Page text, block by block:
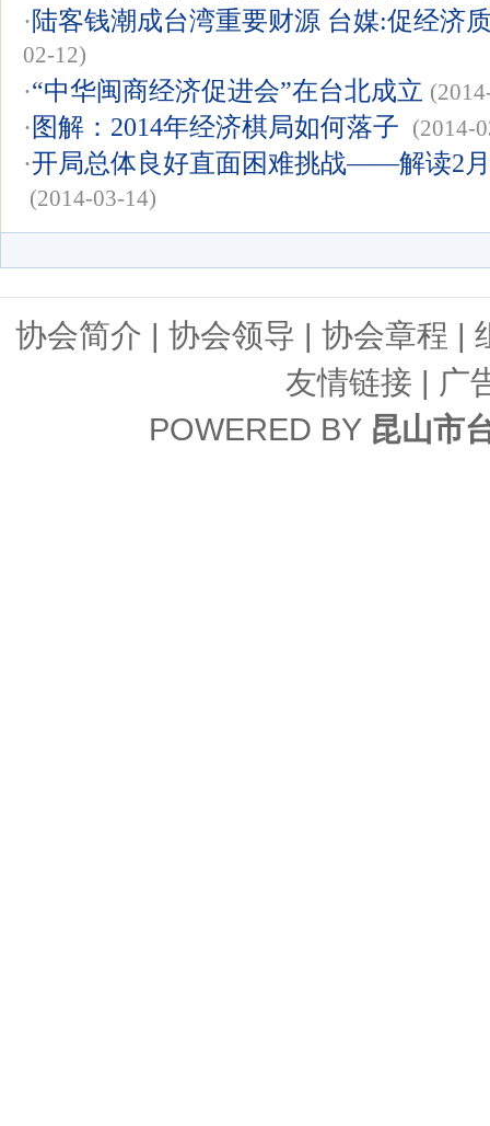
·陆客钱潮成台湾重要财源 台媒:促经济
02-12)
·“中华闽商经济促进会”在台北成立
·图解：2014年经济棋局如何落子 (2014-
·开局总体良好直面困难挑战——解读2
(2014-03-14)
协会简介 | 协会领导 | 协会章程 |
友情链接 | 广
POWERED BY 昆山市